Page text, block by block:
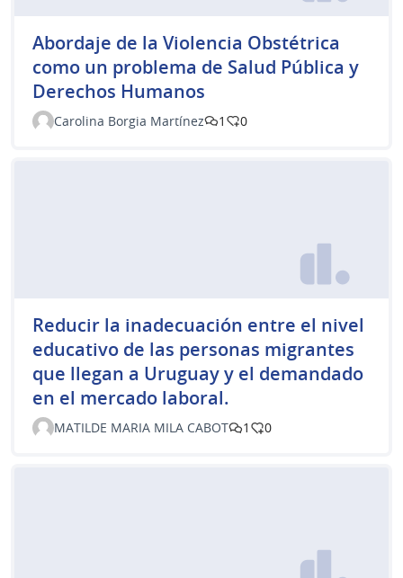
Abordaje de la Violencia Obstétrica
como un problema de Salud Pública y
Derechos Humanos
Carolina Borgia Martínez 1 0
Reducir la inadecuación entre el nivel
educativo de las personas migrantes
que llegan a Uruguay y el demandado
en el mercado laboral.
MATILDE MARIA MILA CABOT 1 0